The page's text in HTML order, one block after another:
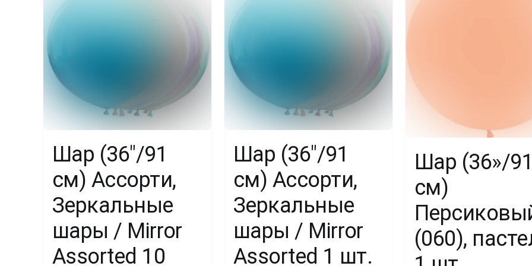
шт.
Шар (36″/91
см) Ассорти,
Зеркальные
шары / Mirror
Assorted 10
Шар (36″/91
см) Ассорти,
Зеркальные
шары / Mirror
Assorted 1 шт.
Шар (36»/
см)
(060),